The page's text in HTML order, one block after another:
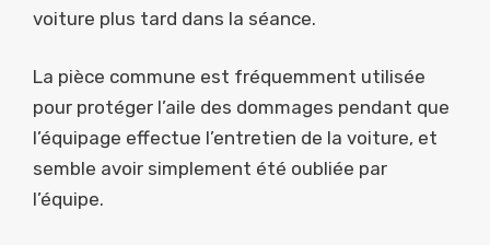
voiture plus tard dans la séance.
La pièce commune est fréquemment utilisée
pour protéger l’aile des dommages pendant que
l’équipage effectue l’entretien de la voiture, et
semble avoir simplement été oubliée par
l’équipe.